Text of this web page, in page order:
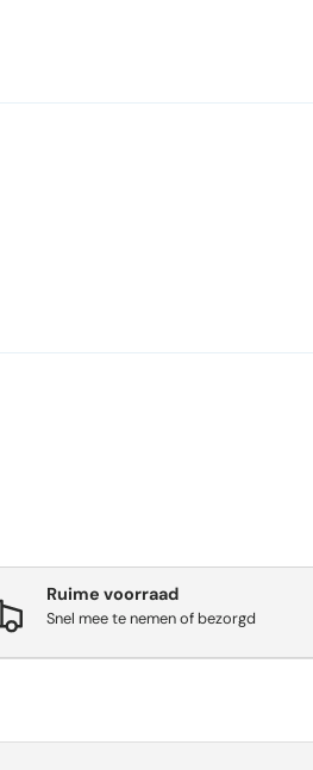
Ruime voorraad
Snel mee te nemen of bezorgd